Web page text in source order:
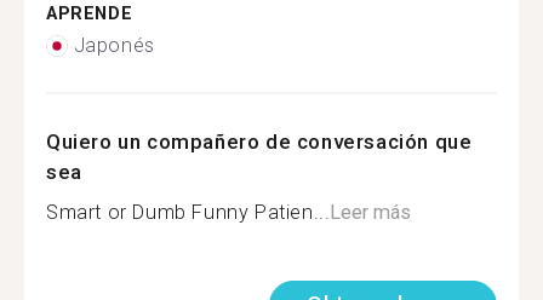
APRENDE
Japonés
Quiero un compañero de conversación que
sea
Smart or Dumb Funny Patien...Leer más